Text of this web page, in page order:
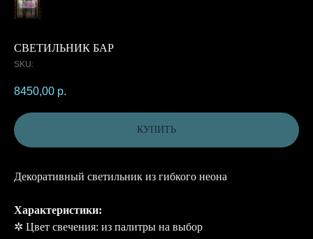
СВЕТИЛЬНИК БАР
SKU:
8450,00 р.
КУПИТЬ
Декоративный светильник из гибкого неона
Характеристики:
✲ Цвет свечения: из палитры на выбор